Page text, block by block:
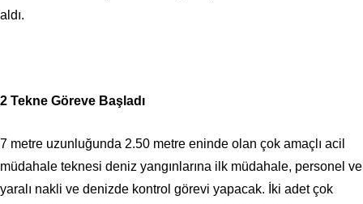
aldı.
2 Tekne Göreve Başladı
7 metre uzunluğunda 2.50 metre eninde olan çok amaçlı acil
müdahale teknesi deniz yangınlarına ilk müdahale, personel ve
yaralı nakli ve denizde kontrol görevi yapacak. İki adet çok